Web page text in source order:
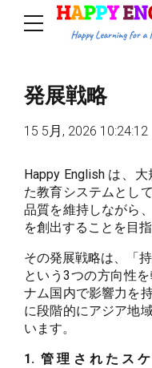
発展戦略
15 5月, 2026 10:24:12
Happy English は、
た教育システムとし
品質を維持しながら
を創出することを目指
その発展戦略は、「
という3つの方向性
ナム国内で影響力を
に段階的にアジア地
います。
1. 管理されたス